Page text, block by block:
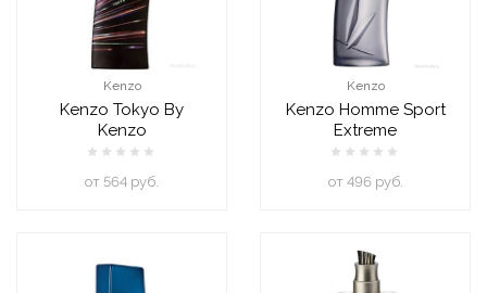
Kenzo
Kenzo Tokyo By
Kenzo
oт 564 руб.
Kenzo
Kenzo Homme Sport
Extreme
oт 496 руб.